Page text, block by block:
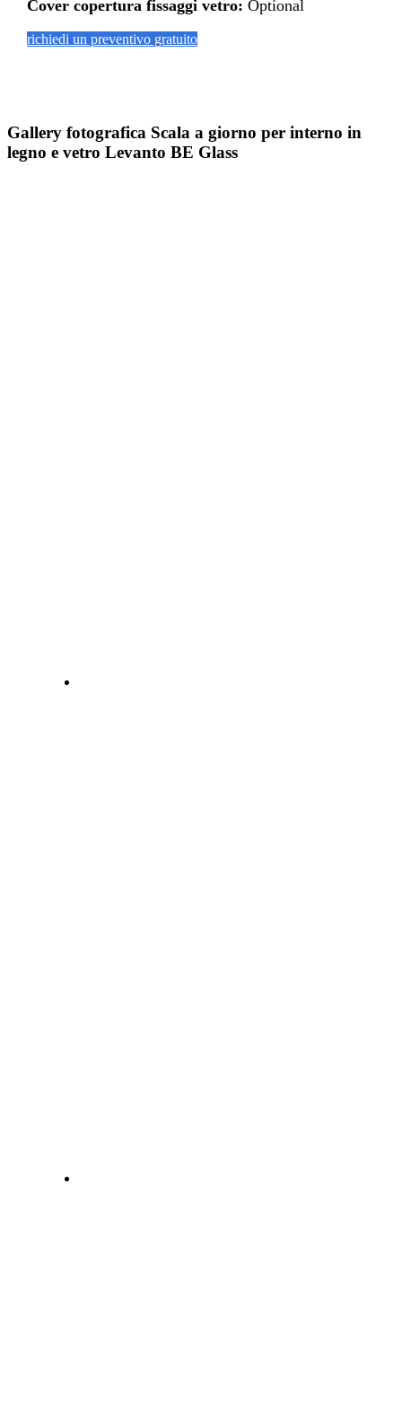
Cover copertura fissaggi vetro: Optional
richiedi un preventivo gratuito
Gallery fotografica Scala a giorno per interno in
legno e vetro Levanto BE Glass